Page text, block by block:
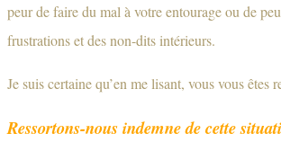
peur de faire du mal à votre entourage ou de
frustrations et des non-dits intérieurs.
Je suis certaine qu’en me lisant, vous vous
Ressortons-nous indemne de cette